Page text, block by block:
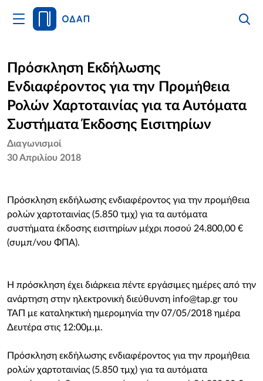
Άνοιγμα
Κυρίως
Αρχική
Οργανισμός
Υπηρεσίες
Νέα
Πρόσκληση Εκδήλωσης
Ενδιαφέροντος για την Προμήθεια
Ρολών Χαρτοταινίας για τα Αυτόματα
Συστήματα Έκδοσης Εισιτηρίων
Διαγωνισμοί
30 Απριλίου 2018
Πρόσκληση εκδήλωσης ενδιαφέροντος για την προμήθεια
ρολών χαρτοταινίας (5.850 τμχ) για τα αυτόματα
συστήματα έκδοσης εισιτηρίων μέχρι ποσού 24.800,00 €
(συμπ/νου ΦΠΑ).
Η πρόσκληση έχει διάρκεια πέντε εργάσιμες ημέρες από την
ανάρτηση στην ηλεκτρονική διεύθυνση info@tap.gr του
ΤΑΠ με καταληκτική ημερομηνία την 07/05/2018 ημέρα
Δευτέρα στις 12:00μ.μ.
Πρόσκληση εκδήλωσης ενδιαφέροντος για την προμήθεια
ρολών χαρτοταινίας (5.850 τμχ) για τα αυτόματα